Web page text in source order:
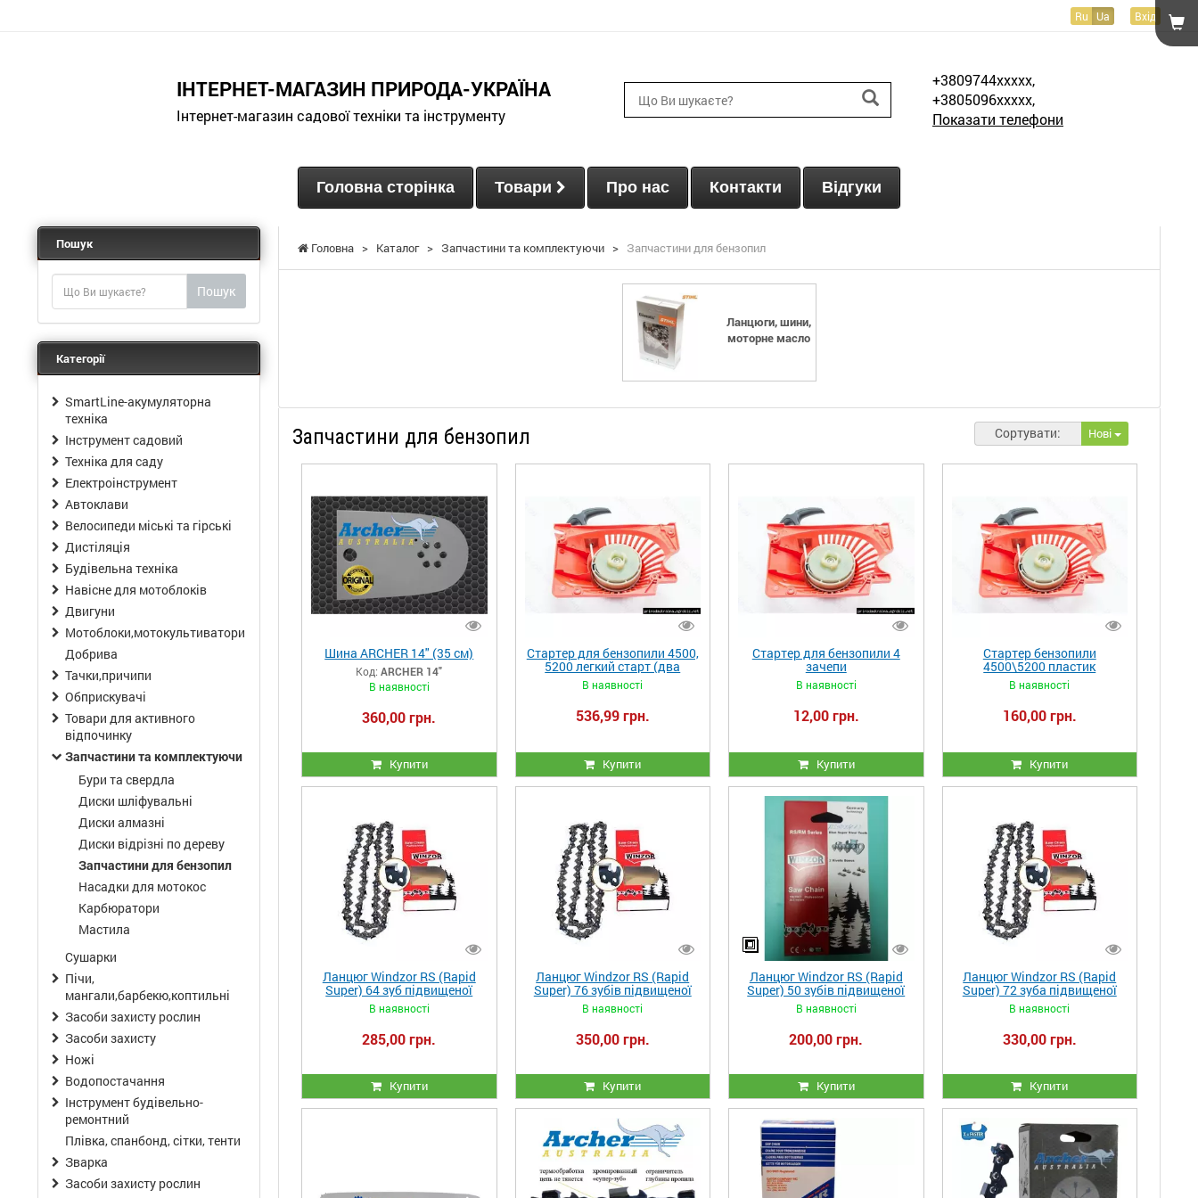
Ru Ua Вхід
ІНТЕРНЕТ-МАГАЗИН ПРИРОДА-УКРАЇНА
Інтернет-магазин садової техніки та інструменту
+3809744xxxxx,
+3805096xxxxx,
Показати телефони
Головна сторінка Товари Про нас Контакти Відгуки
Головна > Каталог > Запчастини та комплектуючи > Запчастини для бензопил
Ланцюги, шини,
моторне масло
Запчастини для бензопил Сортувати: Нові
Шина ARCHER 14" (35 см)
Код: ARCHER 14"
В наявності
360,00 грн.
Купити
Стартер для бензопили 4500,
5200 легкий старт (два
зачепи)
В наявності
536,99 грн.
Купити
Стартер для бензопили 4
зачепи
В наявності
12,00 грн.
Купити
Стартер бензопили
4500\5200 пластик
В наявності
160,00 грн.
Купити
Ланцюг Windzor RS (Rapid
Super) 64 зуб підвищеної
міцності на шину 40 см
В наявності
285,00 грн.
Купити
Ланцюг Windzor RS (Rapid
Super) 76 зубів підвищеної
міцності на шину 50 см
В наявності
350,00 грн.
Купити
Ланцюг Windzor RS (Rapid
Super) 50 зубів підвищеної
міцності на шину 35 см
В наявності
200,00 грн.
Купити
Ланцюг Windzor RS (Rapid
Super) 72 зуба підвищеної
міцності на шину 45 см
В наявності
330,00 грн.
Купити
Пошук
Пошук
Категорії
SmartLine-акумуляторна
техніка
Інструмент садовий
Техніка для саду
Електроінструмент
Автоклави
Велосипеди міські та гірські
Дистіляція
Будівельна техніка
Навісне для мотоблоків
Двигуни
Мотоблоки,мотокультиватори
Добрива
Тачки,причипи
Обприскувачі
Товари для активного
відпочинку
Запчастини та комплектуючи
Бури та свердла
Диски шліфувальні
Диски алмазні
Диски відрізні по дереву
Запчастини для бензопил
Насадки для мотокос
Карбюратори
Мастила
Сушарки
Пічи,
мангали,барбекю,коптильні
Засоби захисту рослин
Засоби захисту
Ножі
Водопостачання
Інструмент будівельно-
ремонтний
Плівка, спанбонд, сітки, тенти
Зварка
Засоби захисту рослин